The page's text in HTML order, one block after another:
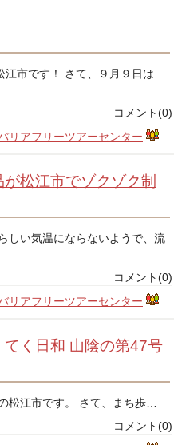
市です！ さて、９月９日は
コメント(0)
リアフリーツアーセンター
松江市でゾクゾク制
しい気温にならないようで、流
コメント(0)
リアフリーツアーセンター
く日和 山陰の第47号
松江市です。 さて、まち歩…
コメント(0)